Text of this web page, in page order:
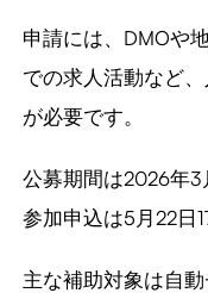
申請には、DMOや
での求人活動など
が必要です。
公募期間は2026年3
参加申込は5月22日
主な補助対象は自